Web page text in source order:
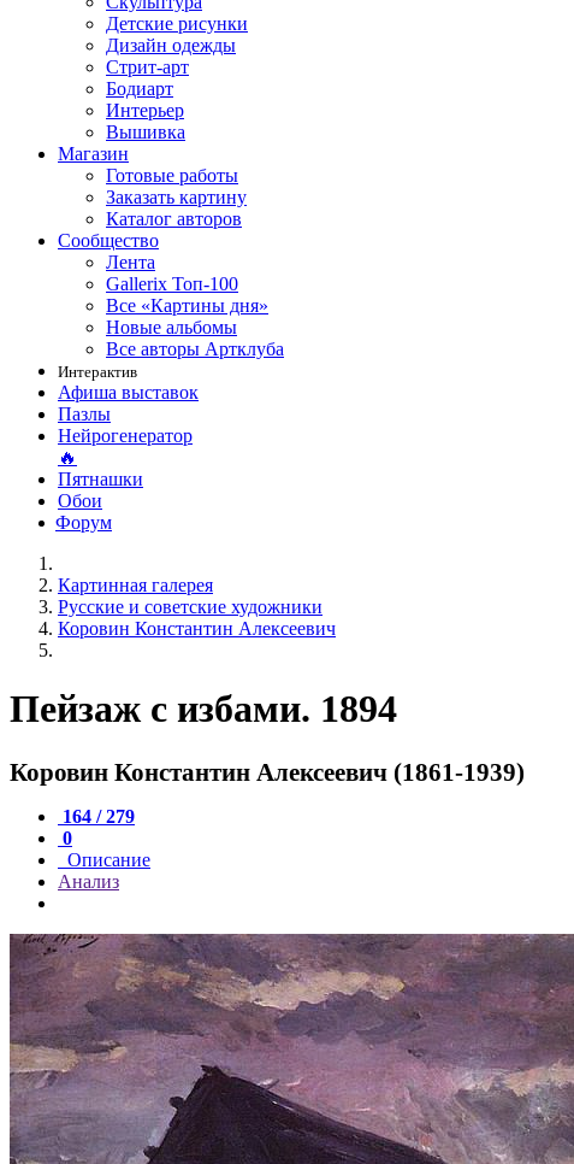
Детские рисунки
Дизайн одежды
Стрит-арт
Бодиарт
Интерьер
Вышивка
Магазин
Готовые работы
Заказать картину
Каталог авторов
Сообщество
Лента
Gallerix Топ-100
Все «Картины дня»
Новые альбомы
Все авторы Артклуба
Интерактив
Афиша выставок
Пазлы
Нейрогенератор
🔥
Пятнашки
Обои
Форум
Картинная галерея
Русские и советские художники
Коровин Константин Алексеевич
Пейзаж с избами. 1894
Коровин Константин Алексеевич (1861-1939)
164 / 279
0
Описание
Анализ